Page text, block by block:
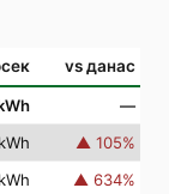
vs данас
—
▲ 105%
▲ 634%